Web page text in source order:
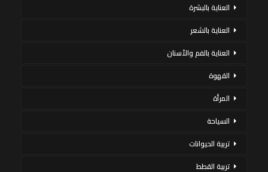
العناية بالبشرة
العناية بالشعر
العناية بالفم والأسنان
القهوة
المرأة
السياحة
تربية الحيوانات
تربية القطط